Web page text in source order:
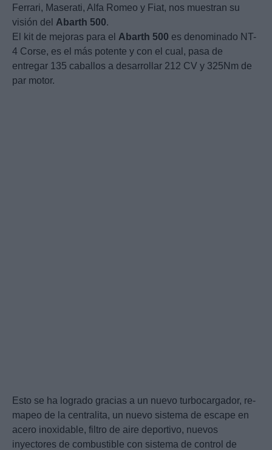
Ferrari, Maserati, Alfa Romeo y Fiat, nos muestran su
visión del Abarth 500.
El kit de mejoras para el Abarth 500 es denominado NT-
4 Corse, es el más potente y con el cual, pasa de
entregar 135 caballos a desarrollar 212 CV y 325Nm de
par motor.
Esto se ha logrado gracias a un nuevo turbocargador, re-
mapeo de la centralita, un nuevo sistema de escape en
acero inoxidable, filtro de aire deportivo, nuevos
inyectores de combustible con sistema de control de